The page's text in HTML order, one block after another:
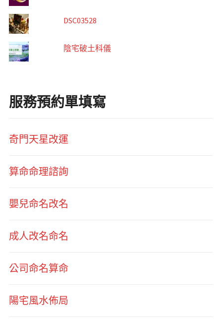
DSC03528
陰宅破土科儀
服務預約單填寫
奇門天星改運
算命命理諮詢
嬰兒命名改名
成人改名命名
公司命名算命
陽宅風水佈局